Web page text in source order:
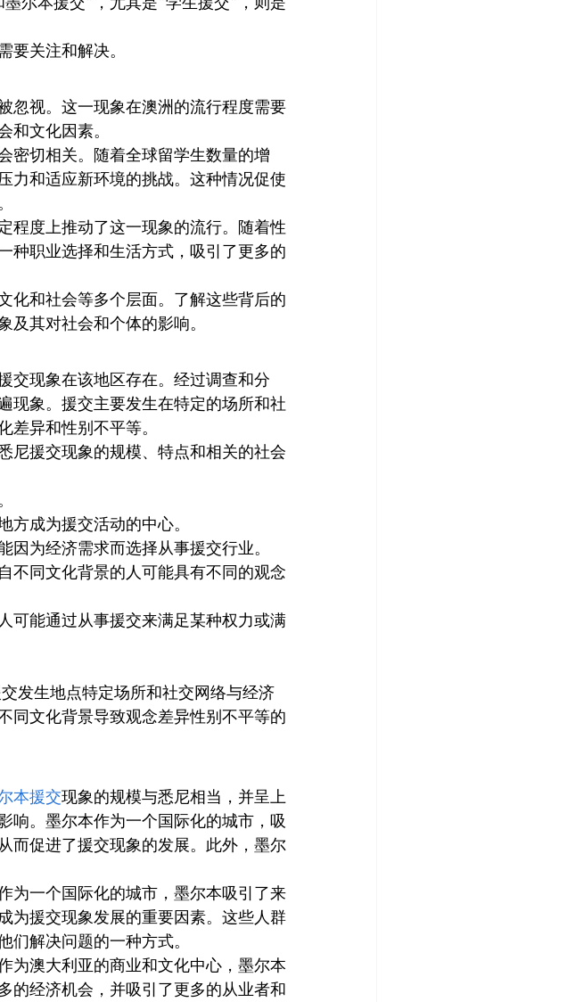
要关注和解决。
忽视。这一现象在澳洲的流行程度需要
和文化因素。
密切相关。随着全球留学生数量的增
力和适应新环境的挑战。这种情况促使
程度上推动了这一现象的流行。随着性
种职业选择和生活方式，吸引了更多的
化和社会等多个层面。了解这些背后的
其对社会和个体的影响。
交现象在该地区存在。经过调查和分
现象。援交主要发生在特定的场所和社
异和性别不平等。
尼援交现象的规模、特点和相关的社会
成为援交活动的中心。
为经济需求而选择从事援交行业。
不同文化背景的人可能具有不同的观念
可能通过从事援交来满足某种权力或满
同文化背景导致观念差异性别不平等的
本援交现象的规模与悉尼相当，并呈上
响。墨尔本作为一个国际化的城市，吸
而促进了援交现象的发展。此外，墨尔
为一个国际化的城市，墨尔本吸引了来
为援交现象发展的重要因素。这些人群
解决问题的一种方式。
为澳大利亚的商业和文化中心，墨尔本
的经济机会，并吸引了更多的从业者和